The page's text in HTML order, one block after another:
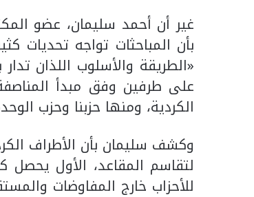
غير أن أحمد سليمان، عضو
بأن المباحثات تواجه تحديات
«الطريقة والأسلوب اللذان
الكردية، ومنها حزبنا وحزب
وكشف سليمان بأن الأطراف
للأحزاب خارج المفاوضات